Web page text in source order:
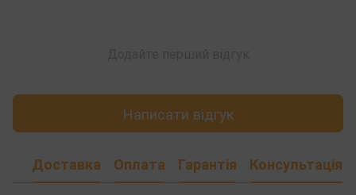
Написати відгук
Доставка Оплата Гарантія Консультація